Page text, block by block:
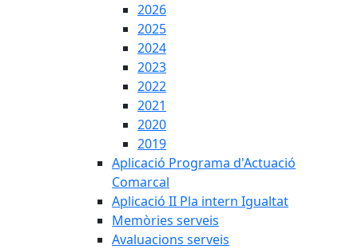
2026
2025
2024
2023
2022
2021
2020
2019
Aplicació Programa d'Actuació
Comarcal
Aplicació II Pla intern Igualtat
Memòries serveis
Avaluacions serveis